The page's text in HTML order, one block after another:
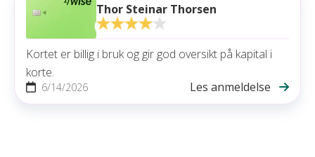
Thor Steinar Thorsen
Kortet er billig i bruk og gir god oversikt på kapital i
korte.
6/14/2026 Les anmeldelse